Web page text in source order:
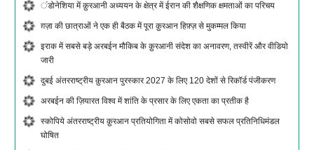
ंडोनेशिया में क़ुरआनी अध्ययन के क्षेत्र में ईरान की शैक्षणिक क्षमताओं का परिचय
ग़ज़ा की छात्राओं ने एक ही बैठक में पूरा क़ुरआन हिफ़्ज़ से मुकम्मल किया
इराक में सबसे बड़े अरबईन मौकिब के क़ुरआनी संदेश का अनावरण, तस्वीरें और वीडियो
जारी
दुबई अंतरराष्ट्रीय क़ुरआन पुरस्कार 2027 के लिए 120 देशों से रिकॉर्ड पंजीकरण
अरबईन की ज़ियारत विश्व में शांति के प्रसार के लिए एकता का प्रतीक है
स्कोपिये अंतरराष्ट्रीय क़ुरआन प्रतियोगिता में कोसोवो सबसे सफल प्रतिनिधिमंडल
घोषित